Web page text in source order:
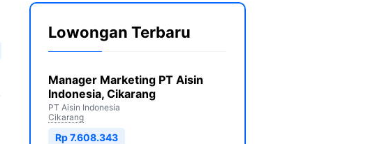
Lowongan Terbaru
Manager Marketing PT Aisin
Indonesia, Cikarang
PT Aisin Indonesia
Cikarang
Rp 7.608.343